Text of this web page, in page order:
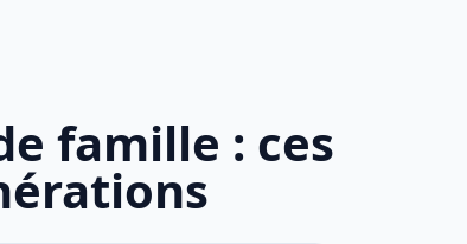
famille : ces